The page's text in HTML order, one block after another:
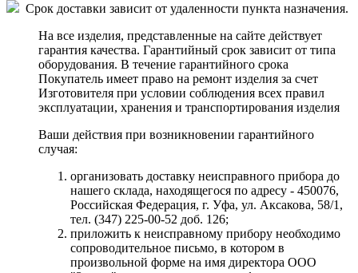
Срок доставки зависит от удаленности пункта назначения.
На все изделия, представленные на сайте действует
гарантия качества. Гарантийный срок зависит от типа
оборудования. В течение гарантийного срока
Покупатель имеет право на ремонт изделия за счет
Изготовителя при условии соблюдения всех правил
эксплуатации, хранения и транспортирования изделия
Ваши действия при возникновении гарантийного
случая:
организовать доставку неисправного прибора до
нашего склада, находящегося по адресу - 450076,
Российская Федерация, г. Уфа, ул. Аксакова, 58/1,
тел. (347) 225-00-52 доб. 126;
приложить к неисправному прибору необходимо
сопроводительное письмо, в котором в
произвольной форме на имя директора ООО